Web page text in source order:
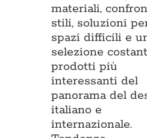
materiali,
stili, soluzioni
spazi difficili e
selezione
prodotti più
interessanti del
panorama del
italiano e
internazionale.